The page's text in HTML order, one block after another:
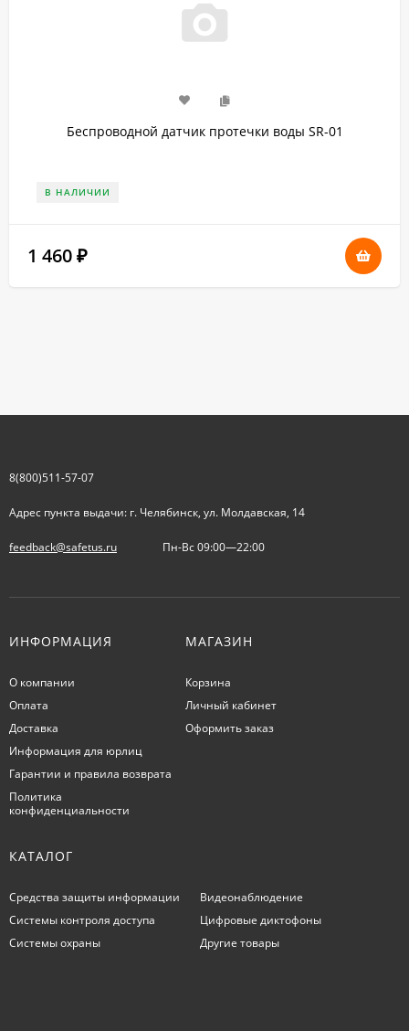
Беспроводной датчик протечки воды SR-01
В НАЛИЧИИ
1 460 ₽
8(800)511-57-07
Адрес пункта выдачи: г. Челябинск, ул. Молдавская, 14
feedback@safetus.ru Пн-Вс 09:00—22:00
ИНФОРМАЦИЯ
О компании
Оплата
Доставка
Информация для юрлиц
Гарантии и правила возврата
Политика
конфиденциальности
МАГАЗИН
Корзина
Личный кабинет
Оформить заказ
КАТАЛОГ
Средства защиты информации
Системы контроля доступа
Системы охраны
Видеонаблюдение
Цифровые диктофоны
Другие товары